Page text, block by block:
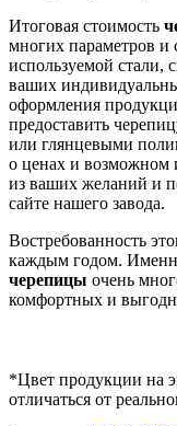
Итоговая стоимость
многих параметров и
используемой стали,
ваших
оформления
предоставить
или глянцевыми
о ценах и возможном
из ваших желаний и
сайте нашего завода.
Востребованность
каждым годом.
черепицы очень
комфортных и
*Цвет продукции на
отличаться от